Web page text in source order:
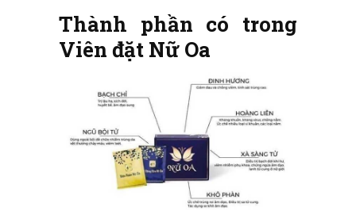
Thành phần có trong
Viên đặt Nữ Oa